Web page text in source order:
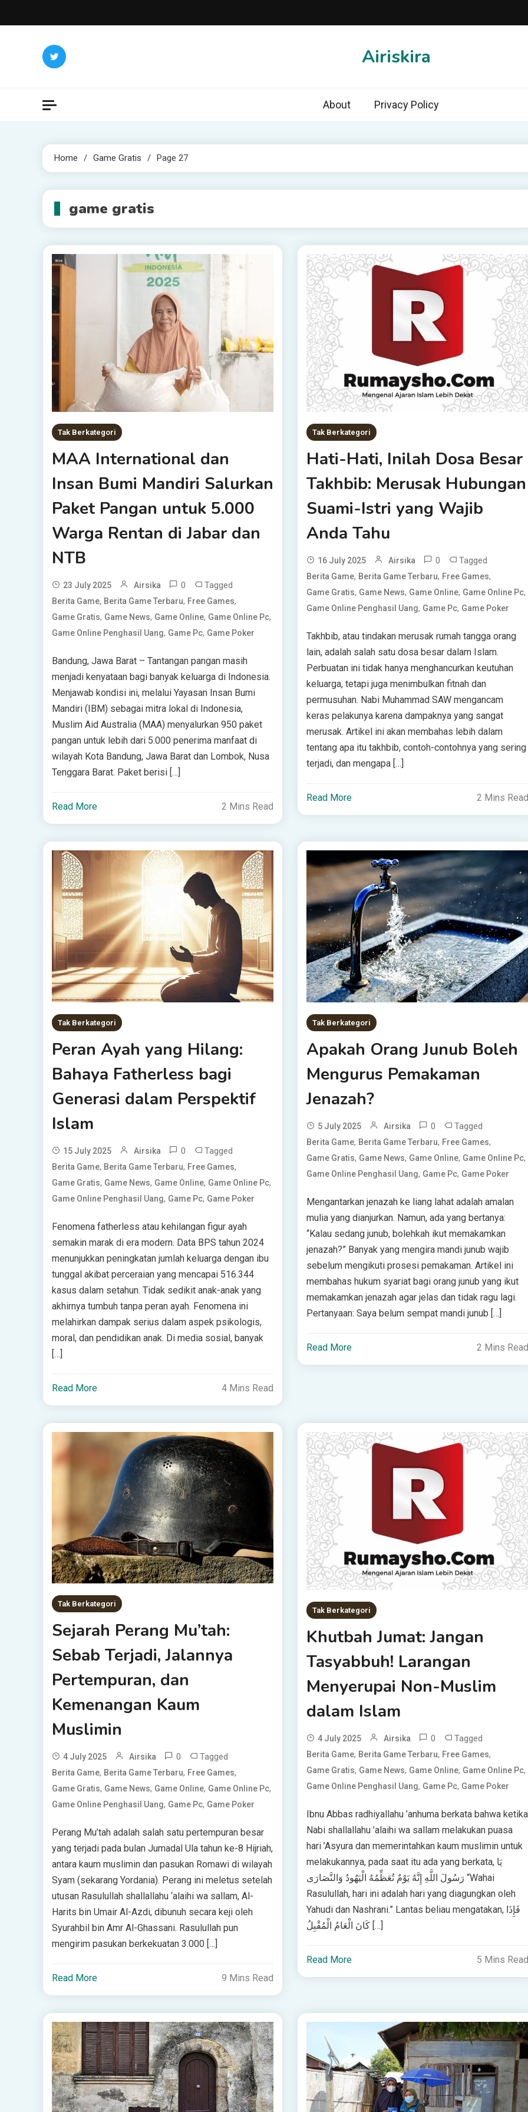
to
Airiskira
About Privacy Policy
Home Game Gratis Page 27
game gratis
Tak Berkategori
MAA International dan
Insan Bumi Mandiri Salurkan
Paket Pangan untuk 5.000
Warga Rentan di Jabar dan
NTB
23 July 2025 Airsika 0 Tagged
Berita Game, Berita Game Terbaru, Free Games,
Game Gratis, Game News, Game Online, Game Online Pc,
Game Online Penghasil Uang, Game Pc, Game Poker
Bandung, Jawa Barat – Tantangan pangan masih
menjadi kenyataan bagi banyak keluarga di Indonesia.
Menjawab kondisi ini, melalui Yayasan Insan Bumi
Mandiri (IBM) sebagai mitra lokal di Indonesia,
Muslim Aid Australia (MAA) menyalurkan 950 paket
pangan untuk lebih dari 5.000 penerima manfaat di
wilayah Kota Bandung, Jawa Barat dan Lombok, Nusa
Tenggara Barat. Paket berisi […]
Read More 2 Mins Read
Tak Berkategori
Hati-Hati, Inilah Dosa Besar
Takhbib: Merusak Hubungan
Suami-Istri yang Wajib
Anda Tahu
16 July 2025 Airsika 0 Tagged
Berita Game, Berita Game Terbaru, Free Games,
Game Gratis, Game News, Game Online, Game Online Pc,
Game Online Penghasil Uang, Game Pc, Game Poker
Takhbib, atau tindakan merusak rumah tangga orang
lain, adalah salah satu dosa besar dalam Islam.
Perbuatan ini tidak hanya menghancurkan keutuhan
keluarga, tetapi juga menimbulkan fitnah dan
permusuhan. Nabi Muhammad SAW mengancam
keras pelakunya karena dampaknya yang sangat
merusak. Artikel ini akan membahas lebih dalam
tentang apa itu takhbib, contoh-contohnya yang sering
terjadi, dan mengapa […]
Read More 2 Mins Read
Tak Berkategori
Peran Ayah yang Hilang:
Bahaya Fatherless bagi
Generasi dalam Perspektif
Islam
15 July 2025 Airsika 0 Tagged
Berita Game, Berita Game Terbaru, Free Games,
Game Gratis, Game News, Game Online, Game Online Pc,
Game Online Penghasil Uang, Game Pc, Game Poker
Fenomena fatherless atau kehilangan figur ayah
semakin marak di era modern. Data BPS tahun 2024
menunjukkan peningkatan jumlah keluarga dengan ibu
tunggal akibat perceraian yang mencapai 516.344
kasus dalam setahun. Tidak sedikit anak-anak yang
akhirnya tumbuh tanpa peran ayah. Fenomena ini
melahirkan dampak serius dalam aspek psikologis,
moral, dan pendidikan anak. Di media sosial, banyak
[…]
Read More 4 Mins Read
Tak Berkategori
Apakah Orang Junub Boleh
Mengurus Pemakaman
Jenazah?
5 July 2025 Airsika 0 Tagged
Berita Game, Berita Game Terbaru, Free Games,
Game Gratis, Game News, Game Online, Game Online Pc,
Game Online Penghasil Uang, Game Pc, Game Poker
Mengantarkan jenazah ke liang lahat adalah amalan
mulia yang dianjurkan. Namun, ada yang bertanya:
“Kalau sedang junub, bolehkah ikut memakamkan
jenazah?” Banyak yang mengira mandi junub wajib
sebelum mengikuti prosesi pemakaman. Artikel ini
membahas hukum syariat bagi orang junub yang ikut
memakamkan jenazah agar jelas dan tidak ragu lagi.
Pertanyaan: Saya belum sempat mandi junub […]
Read More 2 Mins Read
Tak Berkategori
Sejarah Perang Mu’tah:
Sebab Terjadi, Jalannya
Pertempuran, dan
Kemenangan Kaum
Muslimin
4 July 2025 Airsika 0 Tagged
Berita Game, Berita Game Terbaru, Free Games,
Game Gratis, Game News, Game Online, Game Online Pc,
Game Online Penghasil Uang, Game Pc, Game Poker
Perang Mu’tah adalah salah satu pertempuran besar
yang terjadi pada bulan Jumadal Ula tahun ke-8 Hijriah,
antara kaum muslimin dan pasukan Romawi di wilayah
Syam (sekarang Yordania). Perang ini meletus setelah
utusan Rasulullah shallallahu ‘alaihi wa sallam, Al-
Harits bin Umair Al-Azdi, dibunuh secara keji oleh
Syurahbil bin Amr Al-Ghassani. Rasulullah pun
mengirim pasukan berkekuatan 3.000 […]
Read More 9 Mins Read
Tak Berkategori
Khutbah Jumat: Jangan
Tasyabbuh! Larangan
Menyerupai Non-Muslim
dalam Islam
4 July 2025 Airsika 0 Tagged
Berita Game, Berita Game Terbaru, Free Games,
Game Gratis, Game News, Game Online, Game Online Pc,
Game Online Penghasil Uang, Game Pc, Game Poker
Ibnu Abbas radhiyallahu ’anhuma berkata bahwa ketika
Nabi shallallahu ’alaihi wa sallam melakukan puasa
hari ’Asyura dan memerintahkan kaum muslimin untuk
melakukannya, pada saat itu ada yang berkata, يَا
رَسُولَ اللَّهِ إِنَّهُ يَوْمٌ تُعَظِّمُهُ الْيَهُودُ وَالنَّصَارَى “Wahai
Rasulullah, hari ini adalah hari yang diagungkan oleh
Yahudi dan Nashrani.” Lantas beliau mengatakan, فَإِذَا
كَانَ الْعَامُ الْمُقْبِلُ […]
Read More 5 Mins Read